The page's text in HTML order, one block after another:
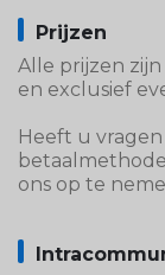
Prijzen
Alle prijzen
en exclusief
Heeft u
ons op te